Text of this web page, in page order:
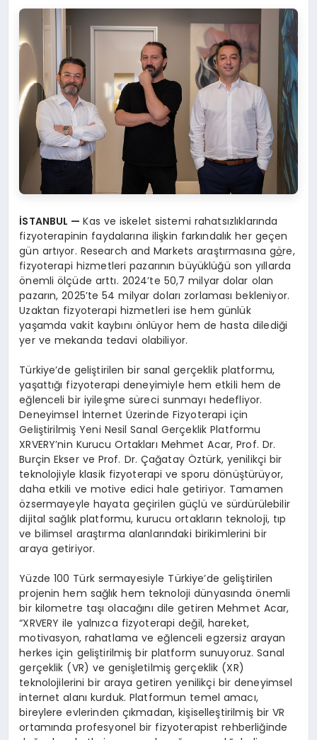
İSTANBUL —Kas ve iskelet sistemi rahatsızlıklarında
fizyoterapinin faydalarına ilişkin farkındalık her geçen
gün artıyor. Research and Markets araştırmasına göre,
fizyoterapi hizmetleri pazarının büyüklüğü son yıllarda
önemli ölçüde arttı. 2024’te 50,7 milyar dolar olan
pazarın, 2025’te 54 milyar doları zorlaması bekleniyor.
Uzaktan fizyoterapi hizmetleri ise hem günlük
yaşamda vakit kaybını önlüyor hem de hasta dilediği
yer ve mekanda tedavi olabiliyor.
Türkiye’de geliştirilen bir sanal gerçeklik platformu,
yaşattığı fizyoterapi deneyimiyle hem etkili hem de
eğlenceli bir iyileşme süreci sunmayı hedefliyor.
Deneyimsel İnternet Üzerinde Fizyoterapi için
Geliştirilmiş Yeni Nesil Sanal Gerçeklik Platformu
XRVERY’nin Kurucu Ortakları Mehmet Acar, Prof. Dr.
Burçin Ekser ve Prof. Dr. Çağatay Öztürk, yenilikçi bir
teknolojiyle klasik fizyoterapi ve sporu dönüştürüyor,
daha etkili ve motive edici hale getiriyor. Tamamen
özsermayeyle hayata geçirilen güçlü ve sürdürülebilir
dijital sağlık platformu, kurucu ortakların teknoloji, tıp
ve bilimsel araştırma alanlarındaki birikimlerini bir
araya getiriyor.
Yüzde 100 Türk sermayesiyle Türkiye’de geliştirilen
projenin hem sağlık hem teknoloji dünyasında önemli
bir kilometre taşı olacağını dile getiren Mehmet Acar,
“XRVERY ile yalnızca fizyoterapi değil, hareket,
motivasyon, rahatlama ve eğlenceli egzersiz arayan
herkes için geliştirilmiş bir platform sunuyoruz. Sanal
gerçeklik (VR) ve genişletilmiş gerçeklik (XR)
teknolojilerini bir araya getiren yenilikçi bir deneyimsel
internet alanı kurduk. Platformun temel amacı,
bireylere evlerinden çıkmadan, kişiselleştirilmiş bir VR
ortamında profesyonel bir fizyoterapist rehberliğinde